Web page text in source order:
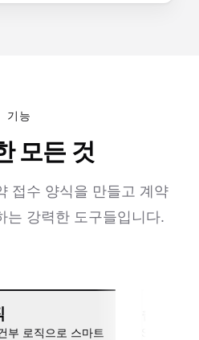
기능
모든 것
접수 양식을 만들고 계약
는 강력한 도구들입니다.
부 로직으로 스마트